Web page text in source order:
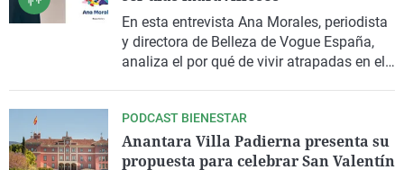
En esta entrevista Ana Morales, periodista
y directora de Belleza de Vogue España,
analiza el por qué de vivir atrapadas en el
mentales invisibles. "Estado civil cansada",
está publicado por Roca Editorial.
PODCAST BIENESTAR
Anantara Villa Padierna presenta su
propuesta para celebrar San Valentín